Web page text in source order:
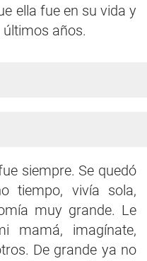
ella fue en su vida y
años.
siempre. Se quedó
tiempo, vivía sola,
muy grande. Le
mamá, imagínate,
De grande ya no